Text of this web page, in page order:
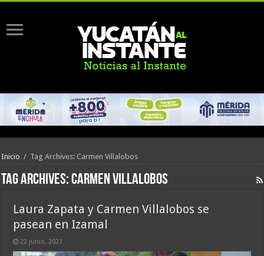
Inicio / Tag Archives: Carmen Villalobos
Tag Archives:Carmen Villalobos
Laura Zapata y Carmen Villalobos se
pasean en Izamal
22 junio, 2023